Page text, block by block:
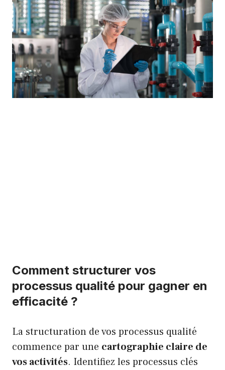
Comment structurer vos
processus qualité pour gagner en
efficacité ?
La structuration de vos processus qualité
commence par une cartographie claire de
vos activités. Identifiez les processus clés